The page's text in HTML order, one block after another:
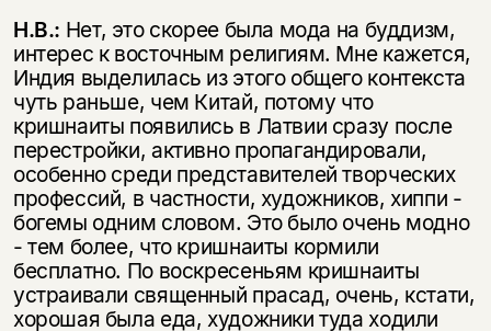
Н.В.: Нет, это скорее была мода на буддизм,
интерес к восточным религиям. Мне кажется,
Индия выделилась из этого общего контекста
чуть раньше, чем Китай, потому что
кришнаиты появились в Латвии сразу после
перестройки, активно пропагандировали,
особенно среди представителей творческих
профессий, в частности, художников, хиппи -
богемы одним словом. Это было очень модно
- тем более, что кришнаиты кормили
бесплатно. По воскресеньям кришнаиты
устраивали священный прасад, очень, кстати,
хорошая была еда, художники туда ходили